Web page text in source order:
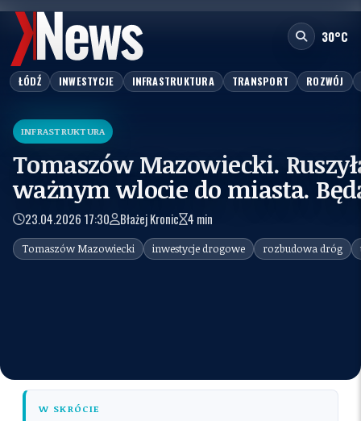
30°C
ŁÓDŹ INWESTYCJE INFRASTRUKTURA TRANSPORT ROZWÓJ
GDDKiA oddział w Łodzi
INFRASTRUKTURA
Tomaszów Mazowiecki.
ważnym wlocie do miasta.
23.04.2026 17:30 Błażej Kronic 4 min
Tomaszów Mazowiecki inwestycje drogowe rozbudowa dróg
W SKRÓCIE